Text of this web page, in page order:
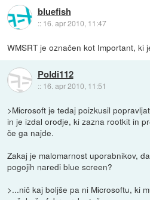
bluefish
:: 16. apr 2010, 11:47
WMSRT je označen kot Important, ki
Poldi112
:: 16. apr 2010, 11:51
>Microsoft je tedaj poizkusil
in je izdal orodje, ki zazna rootkit in
če ga najde.
Zakaj je malomarnost uporabnikov,
pogojih naredi blue screen?
>...nič kaj boljše pa ni Microsoftu, ki